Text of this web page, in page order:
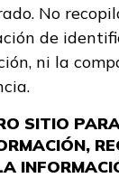
No
de
ni la
SITIO